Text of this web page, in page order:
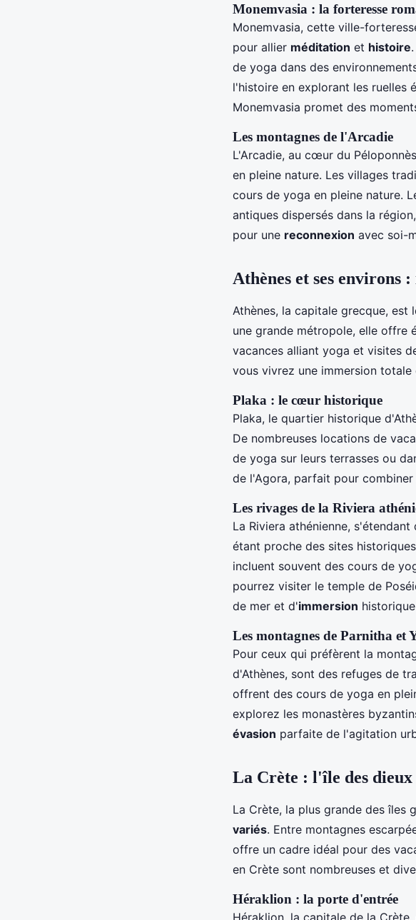
Monemvasia : la forteresse
Monemvasia, cette ville-
pour allier méditation et histoire
de yoga dans des
l'histoire en explorant les ruelles
Monemvasia promet des
Les montagnes de l'Arcadie
L'Arcadie, au cœur du
en pleine nature. Les villages
cours de yoga en pleine nature.
antiques dispersés dans la
pour une reconnexion avec soi-
Athènes et ses environs
Athènes, la capitale grecque, est
une grande métropole, elle offre
vacances alliant yoga et visites
vous vivrez une immersion
Plaka : le cœur historique
Plaka, le quartier historique
De nombreuses locations de
de yoga sur leurs terrasses ou
de l'Agora, parfait pour combiner
Les rivages de la Riviera
La Riviera athénienne,
étant proche des sites
incluent souvent des cours de
pourrez visiter le temple de
de mer et d'immersion
Les montagnes de Parnitha et
Pour ceux qui préfèrent la
d'Athènes, sont des refuges de
offrent des cours de yoga en
explorez les monastères
évasion parfaite de l'agitation
La Crète : l'île des dieux
La Crète, la plus grande des îles
variés. Entre montagnes
offre un cadre idéal pour des
en Crète sont nombreuses et
Héraklion : la porte d'entrée
Héraklion, la capitale de la